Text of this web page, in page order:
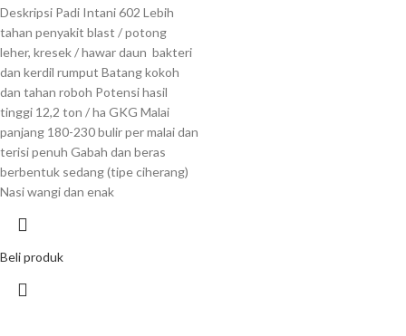
Deskripsi Padi Intani 602 Lebih
tahan penyakit blast / potong
leher, kresek / hawar daun bakteri
dan kerdil rumput Batang kokoh
dan tahan roboh Potensi hasil
tinggi 12,2 ton / ha GKG Malai
panjang 180-230 bulir per malai dan
terisi penuh Gabah dan beras
berbentuk sedang (tipe ciherang)
Nasi wangi dan enak
Beli produk